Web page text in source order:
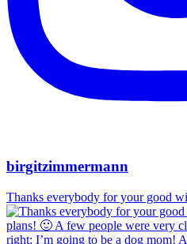
birgitzimmermann
Thanks everybody for your good